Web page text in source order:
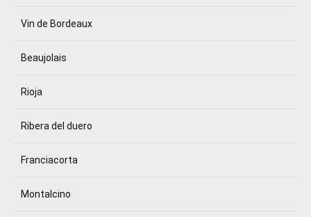
Vin de Bordeaux
Beaujolais
Rioja
Ribera del duero
Franciacorta
Montalcino